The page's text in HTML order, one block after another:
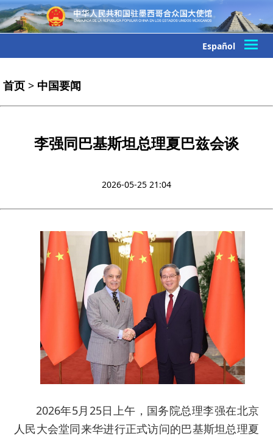
Español
首页 > 中国要闻
李强同巴基斯坦总理夏巴兹会谈
2026-05-25 21:04
2026年5月25日上午，国务院总理李强在北京
人民大会堂同来华进行正式访问的巴基斯坦总理夏